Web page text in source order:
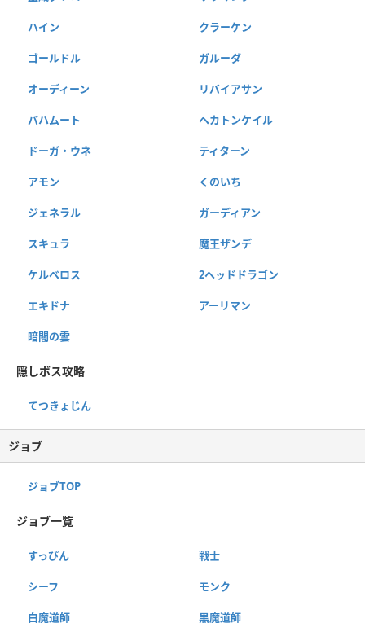
ハイン クラーケン
ゴールドル ガルーダ
オーディーン リバイアサン
バハムート ヘカトンケイル
ドーガ・ウネ ティターン
アモン くのいち
ジェネラル ガーディアン
スキュラ 魔王ザンデ
ケルベロス 2ヘッドドラゴン
エキドナ アーリマン
暗闇の雲
隠しボス攻略
てつきょじん
ジョブ
ジョブTOP
ジョブ一覧
すっぴん 戦士
シーフ モンク
白魔道師 黒魔道師